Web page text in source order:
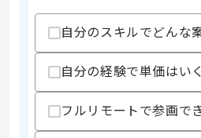
精算・お支払い
精算条件
精算基準
支払いサ
商談回数
自分のスキルでどんな
自分の経験で単価はい
フルリモートで参画で